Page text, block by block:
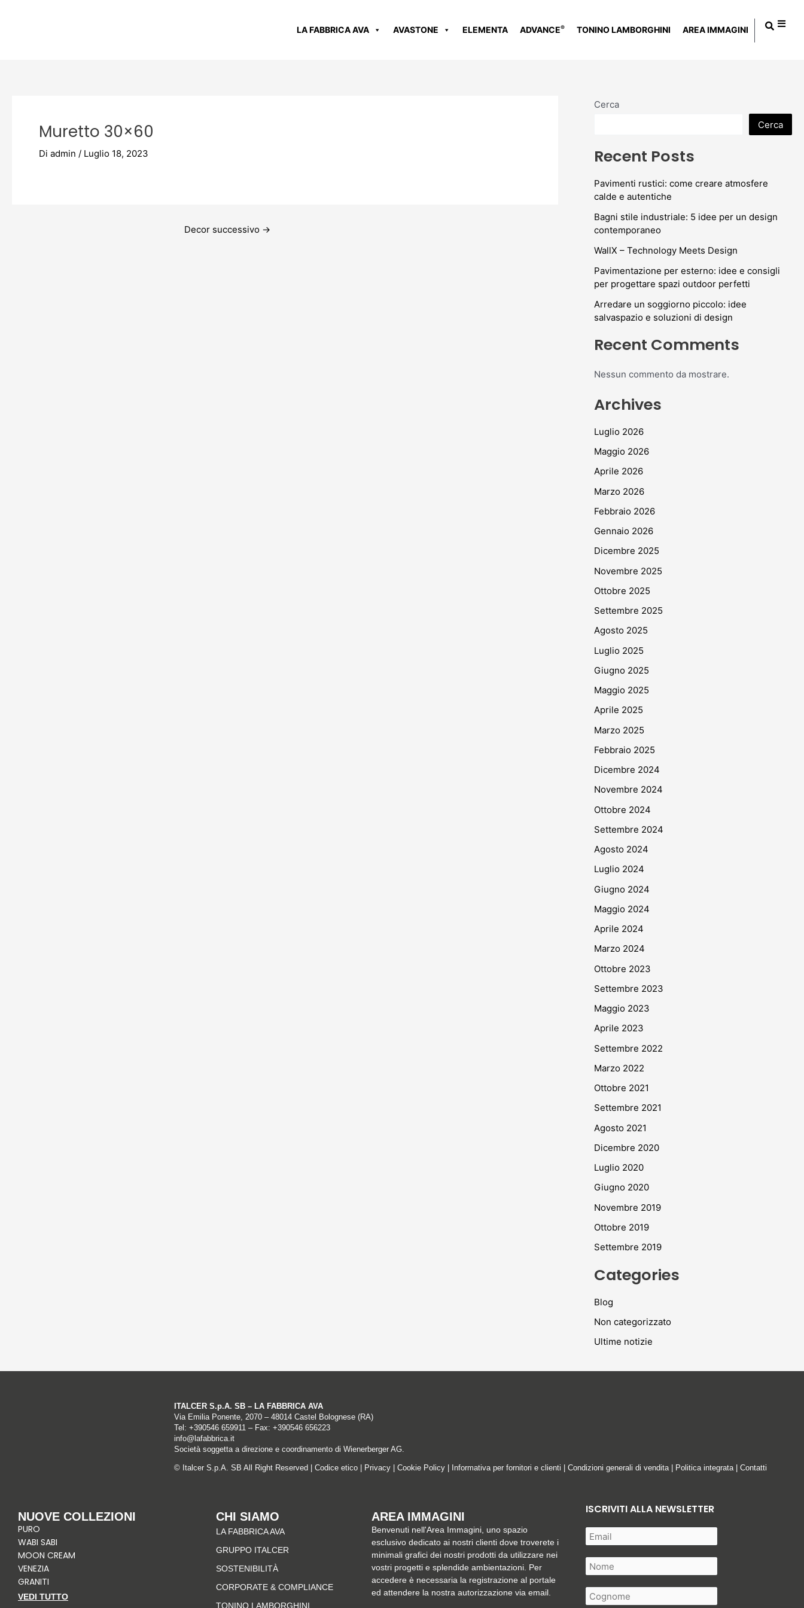
LA FABBRICA AVA AVASTONE ELEMENTA ADVANCE® TONINO LAMBORGHINI AREA IMMAGINI
Muretto 30×60
Di admin / Luglio 18, 2023
Decor successivo →
Cerca
Cerca
Recent Posts
Pavimenti rustici: come creare atmosfere
calde e autentiche
Bagni stile industriale: 5 idee per un design
contemporaneo
WallX – Technology Meets Design
Pavimentazione per esterno: idee e consigli
per progettare spazi outdoor perfetti
Arredare un soggiorno piccolo: idee
salvaspazio e soluzioni di design
Recent Comments
Nessun commento da mostrare.
Archives
Luglio 2026
Maggio 2026
Aprile 2026
Marzo 2026
Febbraio 2026
Gennaio 2026
Dicembre 2025
Novembre 2025
Ottobre 2025
Settembre 2025
Agosto 2025
Luglio 2025
Giugno 2025
Maggio 2025
Aprile 2025
Marzo 2025
Febbraio 2025
Dicembre 2024
Novembre 2024
Ottobre 2024
Settembre 2024
Agosto 2024
Luglio 2024
Giugno 2024
Maggio 2024
Aprile 2024
Marzo 2024
Ottobre 2023
Settembre 2023
Maggio 2023
Aprile 2023
Settembre 2022
Marzo 2022
Ottobre 2021
Settembre 2021
Agosto 2021
Dicembre 2020
Luglio 2020
Giugno 2020
Novembre 2019
Ottobre 2019
Settembre 2019
Categories
Blog
Non categorizzato
Ultime notizie
ITALCER S.p.A. SB – LA FABBRICA AVA
Via Emilia Ponente, 2070 – 48014 Castel Bolognese (RA)
Tel: +390546 659911– Fax: +390546 656223
info@lafabbrica.it
Società soggetta a direzione e coordinamento di Wienerberger AG.
© Italcer S.p.A. SB All Right Reserved | Codice etico| Privacy| Cookie Policy| Informativa per fornitori e clienti Condizioni generali di vendita| Politica integrata| Contatti
NUOVE COLLEZIONI
PURO
WABI SABI
MOON CREAM
VENEZIA
GRANITI
VEDI TUTTO
CHI SIAMO
LA FABBRICA AVA
GRUPPO ITALCER
SOSTENIBILITÀ
CORPORATE & COMPLIANCE
TONINO LAMBORGHINI
AREA IMMAGINI
Benvenuti nell'Area Immagini, uno spazio
esclusivo dedicato ai nostri clienti dove troverete i
minimali grafici dei nostri prodotti da utilizzare nei
vostri progetti e splendide ambientazioni. Per
accedere è necessaria la registrazione al portale
ed attendere la nostra autorizzazione via email.
ISCRIVITI ALLA NEWSLETTER